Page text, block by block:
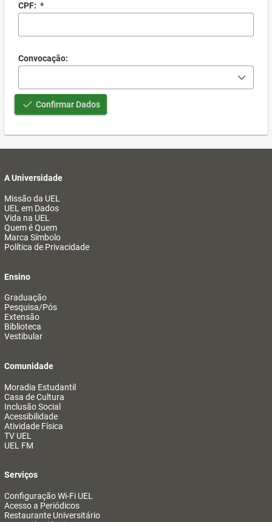
CPF: *
Convocação:
Confirmar Dados
A Universidade
Missão da UEL
UEL em Dados
Vida na UEL
Quem é Quem
Marca Símbolo
Política de Privacidade
Ensino
Graduação
Pesquisa/Pós
Extensão
Biblioteca
Vestibular
Comunidade
Moradia Estudantil
Casa de Cultura
Inclusão Social
Acessibilidade
Atividade Física
TV UEL
UEL FM
Serviços
Configuração Wi-Fi UEL
Acesso a Periódicos
Restaurante Universitário